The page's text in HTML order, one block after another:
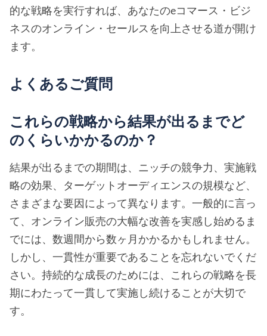
的な戦略を実行すれば、あなたのeコマース・ビジ
ネスのオンライン・セールスを向上させる道が開け
ます。
よくあるご質問
これらの戦略から結果が出るまでど
のくらいかかるのか？
結果が出るまでの期間は、ニッチの競争力、実施戦
略の効果、ターゲットオーディエンスの規模など、
さまざまな要因によって異なります。一般的に言っ
て、オンライン販売の大幅な改善を実感し始めるま
でには、数週間から数ヶ月かかるかもしれません。
しかし、一貫性が重要であることを忘れないでくだ
さい。持続的な成長のためには、これらの戦略を長
期にわたって一貫して実施し続けることが大切で
す。